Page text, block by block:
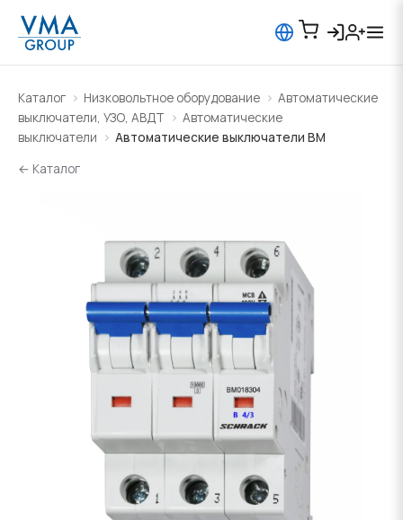
Каталог Низковольтное оборудование
Автоматические
выключатели, УЗО, АВДТ
Автоматические
выключатели
Автоматические выключатели BM
← Каталог